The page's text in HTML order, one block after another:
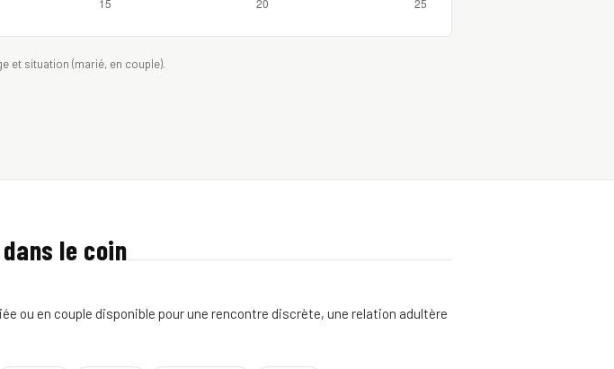
et situation (marié, en couple).
le coin
ou en couple disponible pour une rencontre discrète, une relation adultère